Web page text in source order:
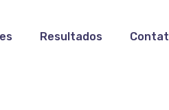
Resultados